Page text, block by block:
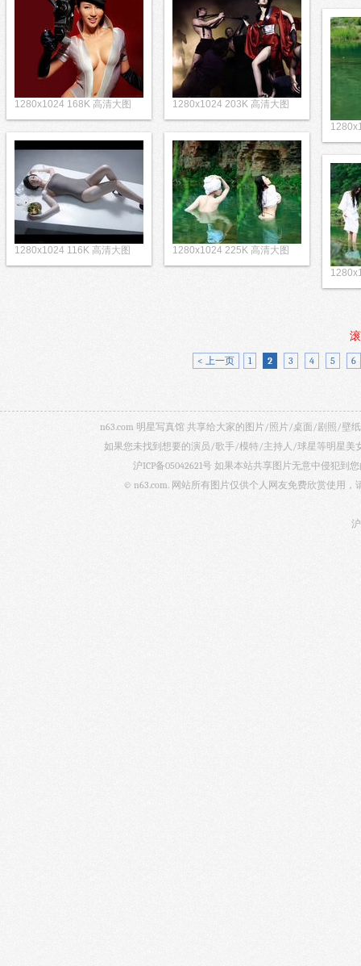
1280x1024 168K 高清大图
1280x1024 203K 高清大图
1280x1024 116K 高清大图
1280x1024 225K 高清大图
< 上一页 1 2 3 4 5 6
n63.com 明星写真馆 共享给大家的图片/照片/桌面/剧照/壁
如果您未找到想要的演员/歌手/模特/主持人/球星等明星美
沪ICP备05042621号 如果本站共享图片无意中侵犯到
© n63.com. 网站所有图片仅供个人网友免费欣赏使用